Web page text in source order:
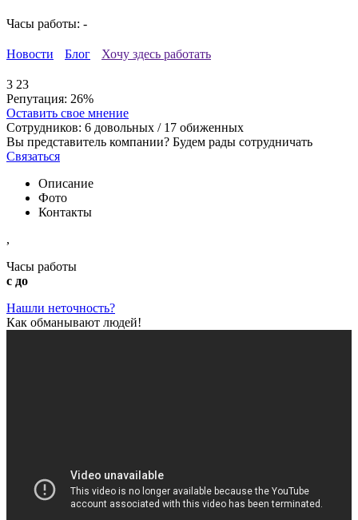
Часы работы: -
Новости Блог Хочу здесь работать
3 23
Репутация: 26%
Оставить свое мнение
Сотрудников: 6 довольных / 17 обиженных
Вы представитель компании? Будем рады сотрудничать
Связаться
Описание
Фото
Контакты
,
Часы работы
с до
Нашли неточность?
Как обманывают людей!